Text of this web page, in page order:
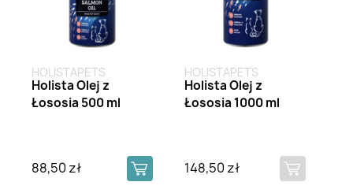
HOLISTAPETS
Holista Olej z
Łososia 500 ml
88,50 zł
HOLISTAPETS
Holista Olej z
Łososia 1000 ml
148,50 zł